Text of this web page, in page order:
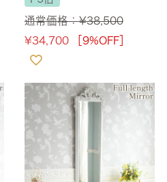
通常価格：¥38,500
¥34,700 ［9%OFF］